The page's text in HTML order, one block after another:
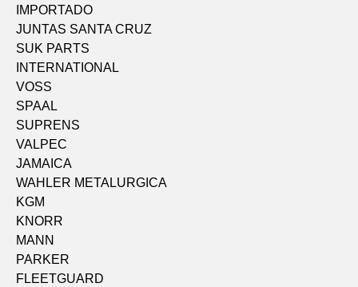
IMPORTADO
JUNTAS SANTA CRUZ
SUK PARTS
INTERNATIONAL
VOSS
SPAAL
SUPRENS
VALPEC
JAMAICA
WAHLER METALURGICA
KGM
KNORR
MANN
PARKER
FLEETGUARD